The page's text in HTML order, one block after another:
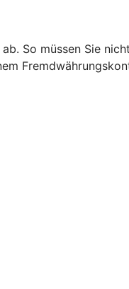
So müssen Sie